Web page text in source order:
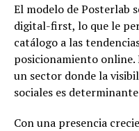
El modelo de Posterlab
digital-first, lo que le
catálogo a las
posicionamiento online.
un sector donde la
sociales es
Con una presencia